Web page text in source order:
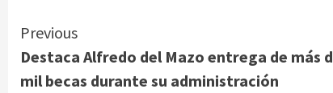
Continue
Reading
Previous
Destaca Alfredo del Mazo entrega de más
mil becas durante su administración